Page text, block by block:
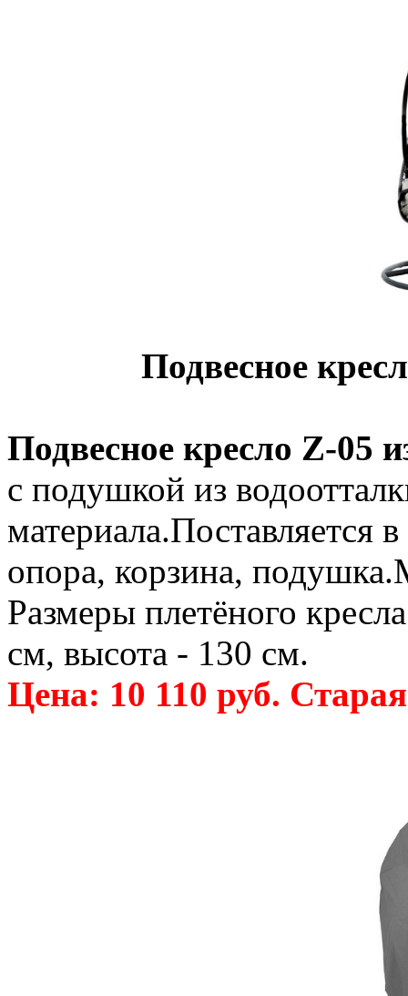
Подвесное
Подвесное кресло Z-05
с подушкой из
материала.Поставляется
опора, корзина,
Размеры плетёного
см, высота - 130 см.
Цена: 10 110 руб.